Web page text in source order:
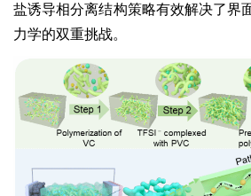
盐诱导相分离结构策略有效解决了界
力学的双重挑战。